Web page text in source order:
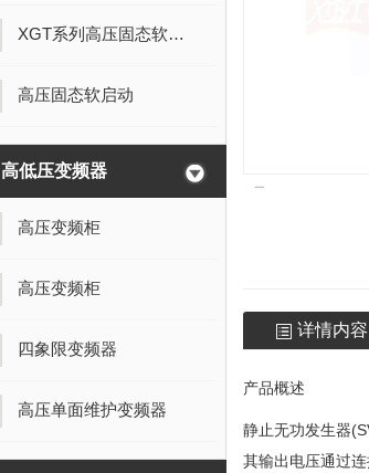
XGT系列高压固态软起动柜
高压固态软启动
高低压变频器
高压变频柜
高压变频柜
四象限变频器
高压单面维护变频器
详情内容
产品概述
静止无功发生器
其输出电压通过